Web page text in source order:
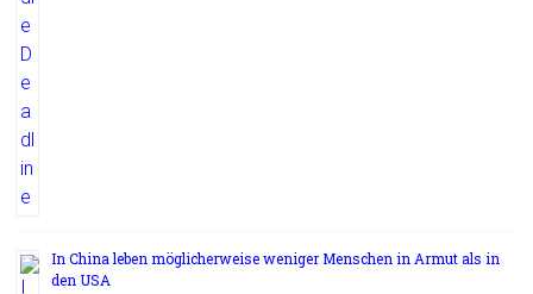
In China leben möglicherweise weniger Menschen in Armut als in
den USA